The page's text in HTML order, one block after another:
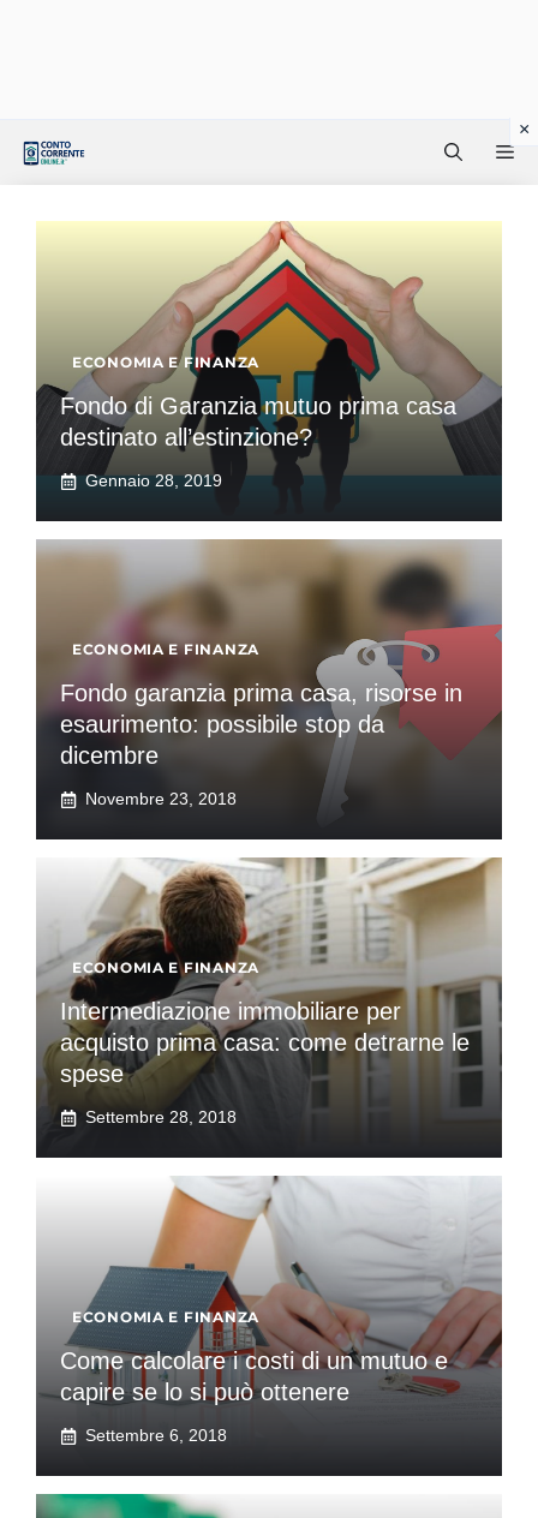
ECONOMIA E FINANZA
Fondo di Garanzia mutuo prima casa
destinato all’estinzione?
Gennaio 28, 2019
ECONOMIA E FINANZA
Fondo garanzia prima casa, risorse in
esaurimento: possibile stop da
dicembre
Novembre 23, 2018
ECONOMIA E FINANZA
Intermediazione immobiliare per
acquisto prima casa: come detrarne le
spese
Settembre 28, 2018
ECONOMIA E FINANZA
Come calcolare i costi di un mutuo e
capire se lo si può ottenere
Settembre 6, 2018